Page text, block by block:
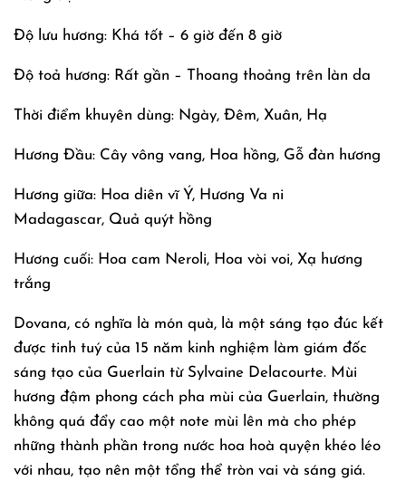
Độ lưu hương: Khá tốt – 6 giờ đến 8 giờ
Độ toả hương: Rất gần – Thoang thoảng trên làn da
Thời điểm khuyên dùng: Ngày, Đêm, Xuân, Hạ
Hương Đầu: Cây vông vang, Hoa hồng, Gỗ đàn hương
Hương giữa: Hoa diên vĩ Ý, Hương Va ni
Madagascar, Quả quýt hồng
Hương cuối: Hoa cam Neroli, Hoa vòi voi, Xạ hương
trắng
Dovana, có nghĩa là món quà, là một sáng tạo đúc kết
được tinh tuý của 15 năm kinh nghiệm làm giám đốc
sáng tạo của Guerlain từ Sylvaine Delacourte. Mùi
hương đậm phong cách pha mùi của Guerlain, thường
không quá đẩy cao một note mùi lên mà cho phép
những thành phần trong nước hoa hoà quyện khéo léo
với nhau, tạo nên một tổng thể tròn vai và sáng giá.